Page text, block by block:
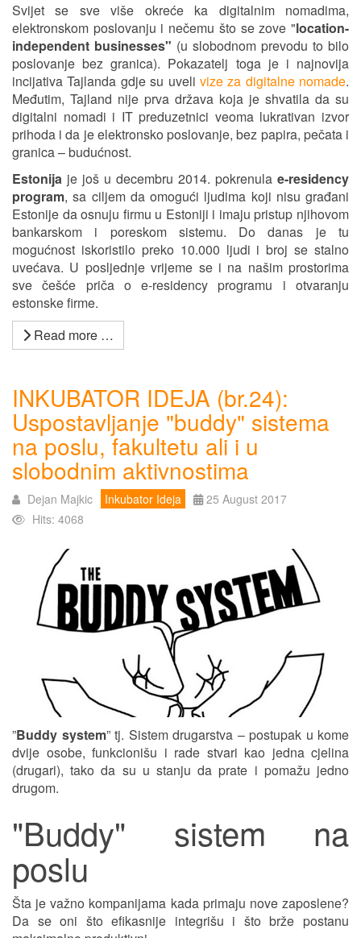
Svijet se sve više okreće ka digitalnim nomadima,
elektronskom poslovanju i nečemu što se zove "location-
independent businesses" (u slobodnom prevodu to bilo
poslovanje bez granica). Pokazatelj toga je i najnovija
incijativa Tajlanda gdje su uveli vize za digitalne nomade.
Međutim, Tajland nije prva država koja je shvatila da su
digitalni nomadi i IT preduzetnici veoma lukrativan izvor
prihoda i da je elektronsko poslovanje, bez papira, pečata i
granica – budućnost.
Estonija je još u decembru 2014. pokrenula e-residency
program, sa ciljem da omogući ljudima koji nisu građani
Estonije da osnuju firmu u Estoniji i imaju pristup njihovom
bankarskom i poreskom sistemu. Do danas je tu
mogućnost iskoristilo preko 10.000 ljudi i broj se stalno
uvećava. U posljednje vrijeme se i na našim prostorima
sve češće priča o e-residency programu i otvaranju
estonske firme.
Read more …
INKUBATOR IDEJA (br.24):
Uspostavljanje "buddy" sistema
na poslu, fakultetu ali i u
slobodnim aktivnostima
Dejan Majkic Inkubator Ideja
25 August 2017
Hits: 4068
”Buddy system” tj. Sistem drugarstva – postupak u kome
dvije osobe, funkcionišu i rade stvari kao jedna cjelina
(drugari), tako da su u stanju da prate i pomažu jedno
drugom.
"Buddy" sistem na
poslu
Šta je važno kompanijama kada primaju nove zaposlene?
Da se oni što efikasnije integrišu i što brže postanu